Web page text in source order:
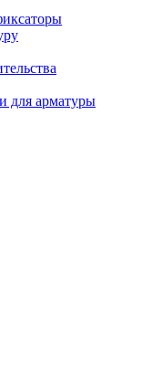
для арматуры